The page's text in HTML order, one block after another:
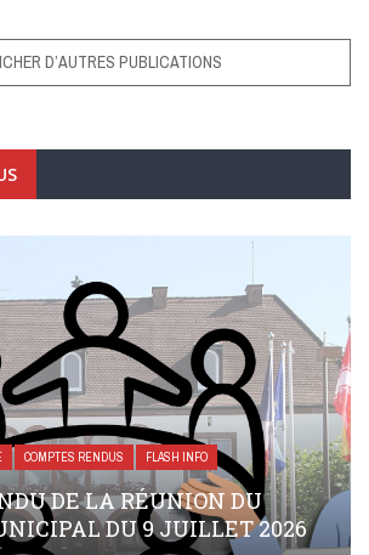
D’AUTRES PUBLICATIONS
COMPTES RENDUS FLASH INFO
DE LA RÉUNION DU
DU 9 JUILLET 2026